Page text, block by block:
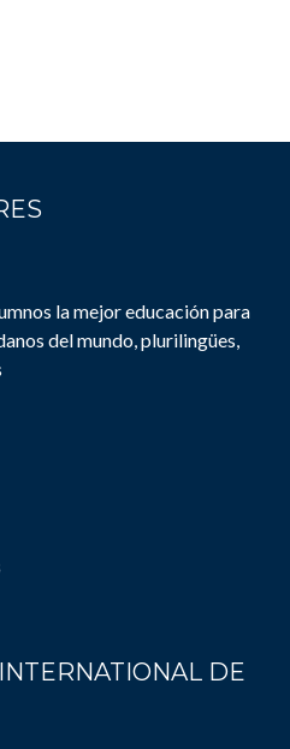
la mejor educación para
del mundo, plurilingües,
DE